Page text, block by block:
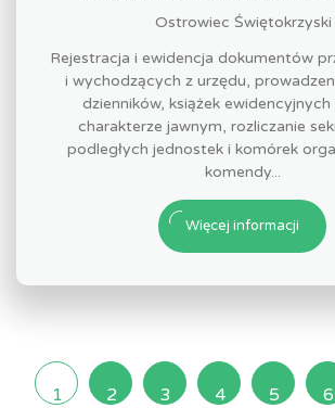
Ostrowiec Świętokrzyski
Rejestracja i ewidencja dokumentów
i wychodzących z urzędu,
dzienników, książek
charakterze jawnym, rozliczanie
podległych jednostek i komórek
komendy...
Więcej informacji
1 2 3 4 5 6